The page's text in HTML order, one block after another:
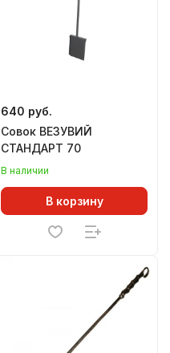
640 руб.
Совок ВЕЗУВИЙ
СТАНДАРТ 70
В наличии
В корзину